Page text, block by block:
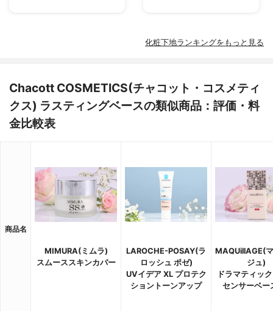
化粧下地ランキングをもっと見る
Chacott COSMETICS(チャコット・コスメティ
クス) ラスティングベースの類似商品：評価・料
金比較表
商品名
MIMURA(ミムラ)
スムーススキンカバー
LAROCHE-POSAY(ラ
ロッシュ ポゼ)
UVイデア XL プロテク
ショントーンアップ
MAQUillAGE(
ジュ)
ドラマティッ
センサーベー